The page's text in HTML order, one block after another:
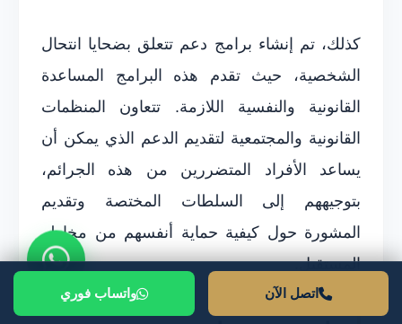
كذلك، تم إنشاء برامج دعم تتعلق بضحايا انتحال
الشخصية، حيث تقدم هذه البرامج المساعدة
القانونية والنفسية اللازمة. تتعاون المنظمات
القانونية والمجتمعية لتقديم الدعم الذي يمكن أن
يساعد الأفراد المتضررين من هذه الجرائم،
بتوجيههم إلى السلطات المختصة وتقديم
المشورة حول كيفية حماية أنفسهم من مخاطر
المستقبل.
اتصل الآن واتساب فوري